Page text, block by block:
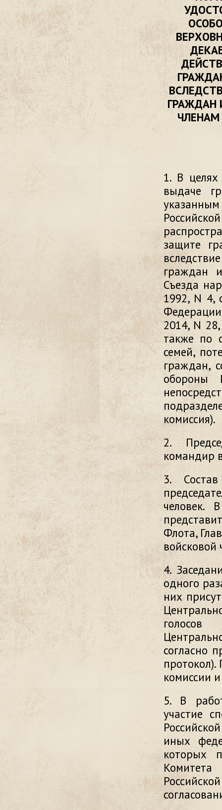
ГРАЖДАН
1. В
выдаче
защите
граждан
Съезда
1992, N 4,
2014, N
также по
семей,
граждан,
обороны
комиссия).
2.
командир
3.
человек.
Флота,
войсковой
4.
одного
них
голосов
согласно
комиссии
5. В
участие
иных
которых